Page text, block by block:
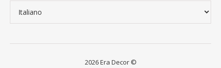
2026 Era Decor ©